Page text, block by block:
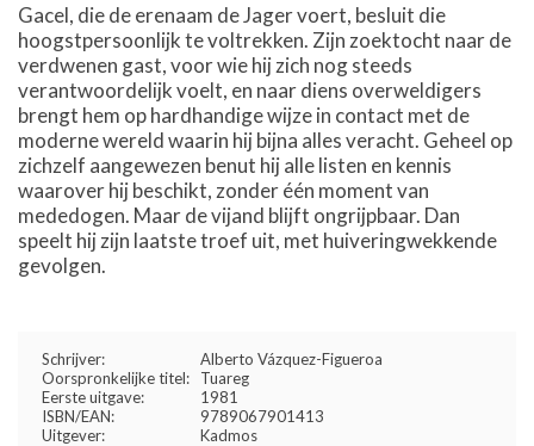
Gacel, die de erenaam de Jager voert, besluit die
hoogstpersoonlijk te voltrekken. Zijn zoektocht naar de
verdwenen gast, voor wie hij zich nog steeds
verantwoordelijk voelt, en naar diens overweldigers
brengt hem op hardhandige wijze in contact met de
moderne wereld waarin hij bijna alles veracht. Geheel op
zichzelf aangewezen benut hij alle listen en kennis
waarover hij beschikt, zonder één moment van
mededogen. Maar de vijand blijft ongrijpbaar. Dan
speelt hij zijn laatste troef uit, met huiveringwekkende
gevolgen.
Schrijver:
Alberto Vázquez-Figueroa
Oorspronkelijke titel:
Tuareg
Eerste uitgave:
1981
ISBN/EAN:
9789067901413
Uitgever:
Kadmos